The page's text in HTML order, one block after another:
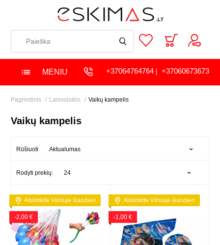
MENIU +37064764764| +37060673673
Pagrindinis Laisvalaikis Vaikų kampelis
Vaikų kampelis
Rūšiuoti Aktualumas
Rodyti prekių: 24
Atsiimkite Vilniuje šiandien
-2,00 €
Atsiimkite Vilniuje šiandien
-1,00 €